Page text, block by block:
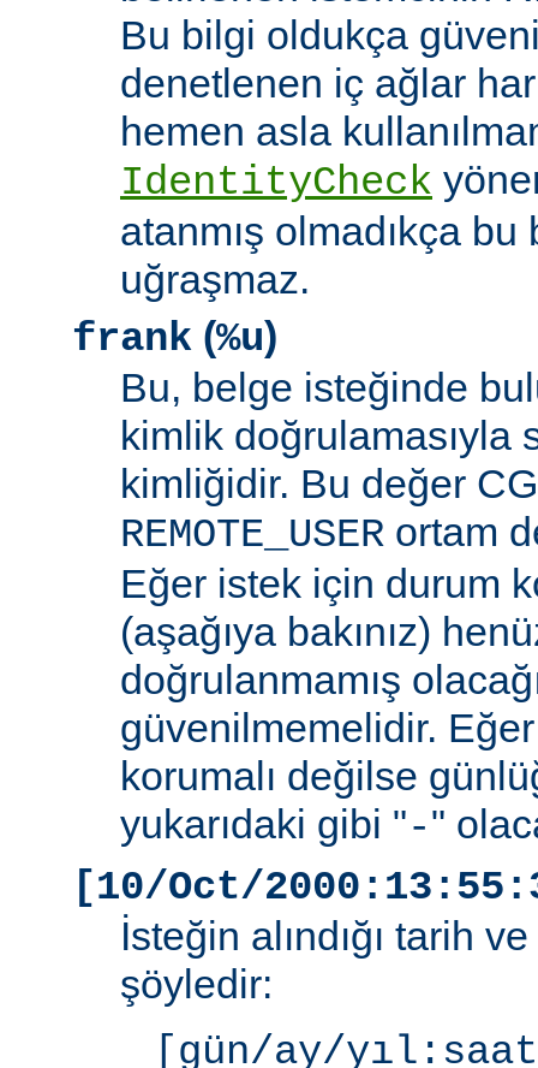
Bu bilgi oldukça
denetlenen iç ağlar
hemen asla
IdentityCheck
atanmış olmadıkça
uğraşmaz.
frank (%u)
Bu, belge isteğinde
kimlik doğrulamasıyla
kimliğidir. Bu değer
REMOTE_USER ortam
Eğer istek için durum
(aşağıya bakınız)
doğrulanmamış
güvenilmemelidir.
korumalı değilse
yukarıdaki gibi "-"
[10/Oct/
İsteğin alındığı tarih
şöyledir:
[gün/ay/